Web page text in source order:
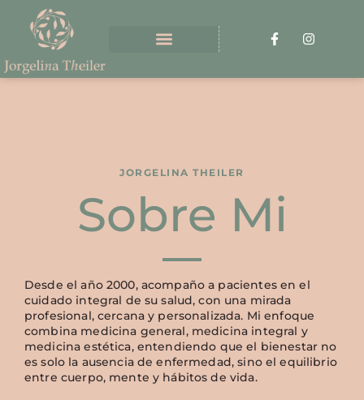
JORGELINA THEILER
Sobre Mi
Desde el año 2000, acompaño a pacientes en el
cuidado integral de su salud, con una mirada
profesional, cercana y personalizada. Mi enfoque
combina medicina general, medicina integral y
medicina estética, entendiendo que el bienestar no
es solo la ausencia de enfermedad, sino el equilibrio
entre cuerpo, mente y hábitos de vida.